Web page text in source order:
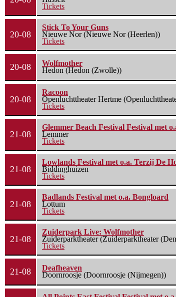
Tickets
20-08
Stick To Your Guns
Nieuwe Nor (Nieuwe Nor (Heerlen))
Tickets
20-08
Wolfmother
Hedon (Hedon (Zwolle))
20-08
Racoon
Openluchttheater Hertme
Tickets
21-08
Glemmer Beach Festival Festival met
Lemmer
Tickets
21-08
Lowlands Festival met o.a. Terzij De
Biddinghuizen
Tickets
21-08
Badlands Festival met o.a. Bongloard
Lottum
Tickets
21-08
Zuiderpark Live: Wolfmother
Zuiderparktheater (Zuiderparktheater
Tickets
21-08
Deafheaven
Doornroosje (Doornroosje (Nijmegen))